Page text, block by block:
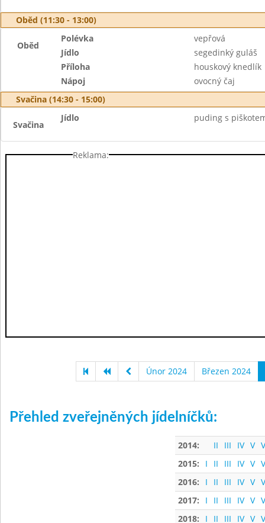
Oběd (11:30 - 13:00)
Oběd
Polévka
vepřová
Jídlo
segedinký guláš
Příloha
houskový knedlík
Nápoj
ovocný čaj
Svačina (14:30 - 15:00)
Svačina
Jídlo puding s
Reklama:
Únor 2024 Březen 2024
Přehled zveřejněných jídelníčků:
2014: II III IV V
2015:
I II III IV V
2016:
I II III IV V
2017:
I II III IV V
2018:
I II III IV V